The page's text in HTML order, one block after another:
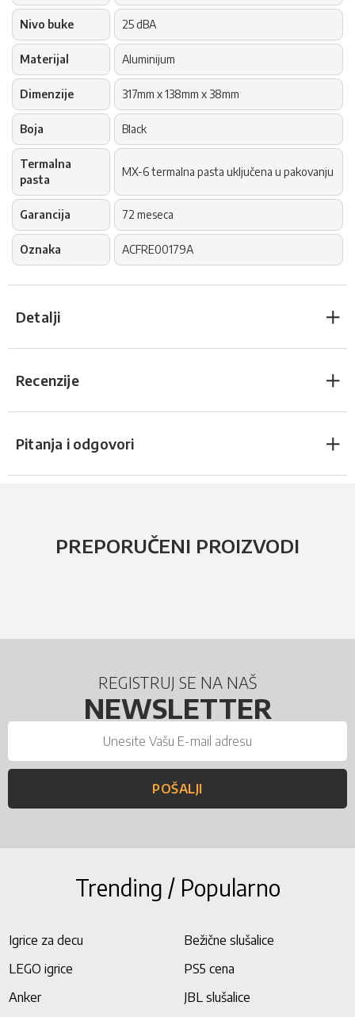
Nivo buke 25 dBA
Materijal Aluminijum
Dimenzije 317mm x 138mm x 38mm
Boja Black
Termalna
pasta
MX-6 termalna pasta uključena u pakovanju
Garancija 72 meseca
Oznaka ACFRE00179A
Detalji
Recenzije
Pitanja i odgovori
PREPORUČENI PROIZVODI
REGISTRUJ SE NA NAŠ
NEWSLETTER
POŠALJI
Trending / Popularno
Igrice za decu
Bežične slušalice
LEGO igrice
PS5 cena
Anker
JBL slušalice